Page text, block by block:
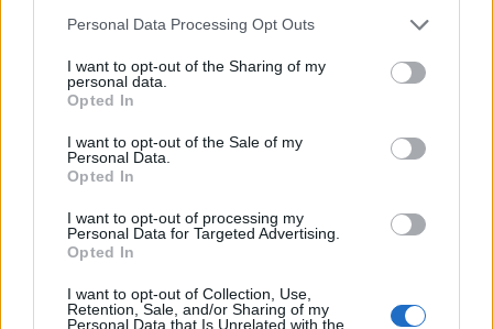
Personal Data Processing Opt Outs
I want to opt-out of the Sharing of my
personal data.
Opted In
I want to opt-out of the Sale of my
Personal Data.
Opted In
I want to opt-out of processing my
Personal Data for Targeted Advertising.
Opted In
I want to opt-out of Collection, Use,
Retention, Sale, and/or Sharing of my
Personal Data that Is Unrelated with the
mediatica è infinitamente maggiore rispetto a
dalle sue, verso i quali talvolta ha mostrato una
certa intolleranza (nel
Stampache secondo lui gli ebrei che votano a
destra sarebbero “contro natura”).
Barghouti e Hamas
gennaio 2026, il giornalista ha ospitato a